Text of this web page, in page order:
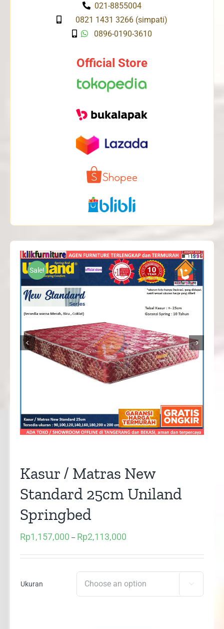
021-8855004
0821 1431 3266 (simpati)
0896-0190-3610
Official Store
Sale!
 
Kasur / Matras New
Standard 25cm Uniland
Springbed
Rp1,157,000 – Rp2,113,000
Ukuran 